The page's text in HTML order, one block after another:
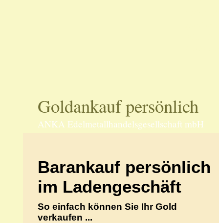
Goldankauf persönlich
ANKA Edelmetallhandelsgesellschaft mbH
Barankauf persönlich
im Ladengeschäft
So einfach können Sie Ihr Gold
verkaufen ...